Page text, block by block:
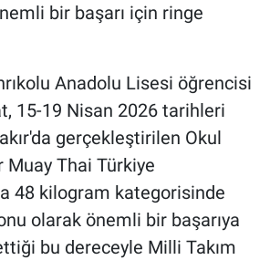
bir başarı için ringe
Anadolu Lisesi öğrencisi
15-19 Nisan 2026 tarihleri
gerçekleştirilen Okul
Muay Thai Türkiye
48 kilogram kategorisinde
olarak önemli bir başarıya
bu dereceyle Milli Takım